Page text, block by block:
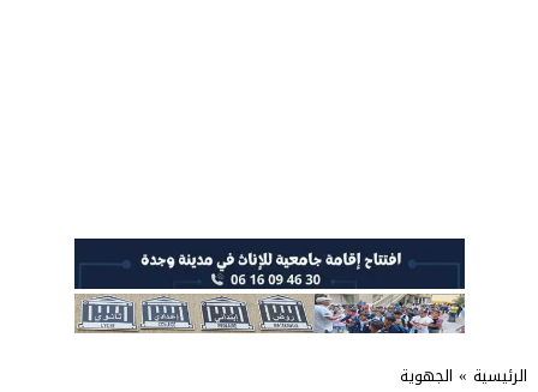
الرئيسية » الجهوية